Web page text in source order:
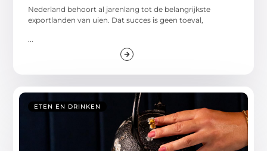
Nederland behoort al jarenlang tot de belangrijkste
exportlanden van uien. Dat succes is geen toeval,
ETEN EN DRINKEN